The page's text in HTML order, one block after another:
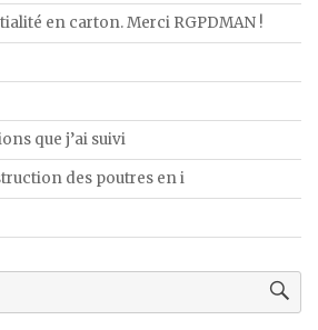
en carton. Merci RGPDMAN !
que j’ai suivi
des poutres en i